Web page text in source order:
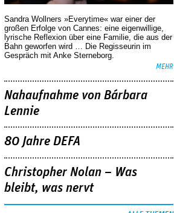
Sandra Wollners »Everytime« war einer der
großen Erfolge von Cannes: eine eigenwillige,
lyrische Reflexion über eine ­Familie, die aus der
Bahn geworfen wird … Die Regisseurin im
Gespräch mit Anke Sterneborg.
MEHR
Nahaufnahme von Bárbara
Lennie
80 Jahre DEFA
Christopher Nolan – Was
bleibt, was nervt